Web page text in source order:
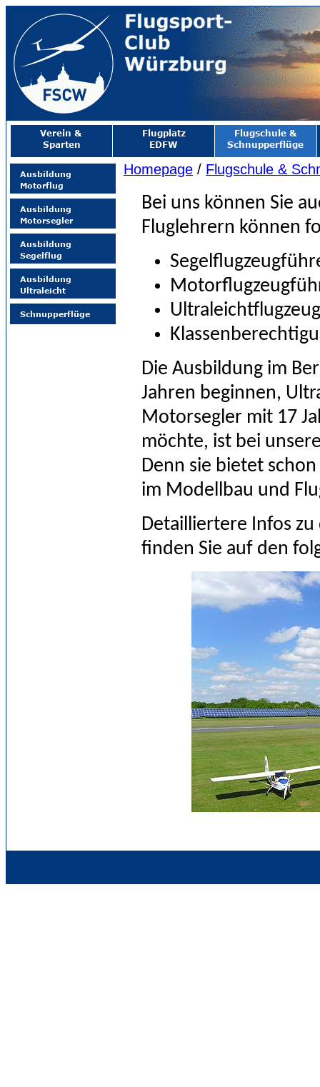
Homepage / Flugschule &
Bei uns können Sie
Fluglehrern können
Die Ausbildung im
Jahren beginnen,
Motorsegler mit 17
möchte, ist bei
Denn sie bietet
im Modellbau und
Detailliertere Infos
finden Sie auf den